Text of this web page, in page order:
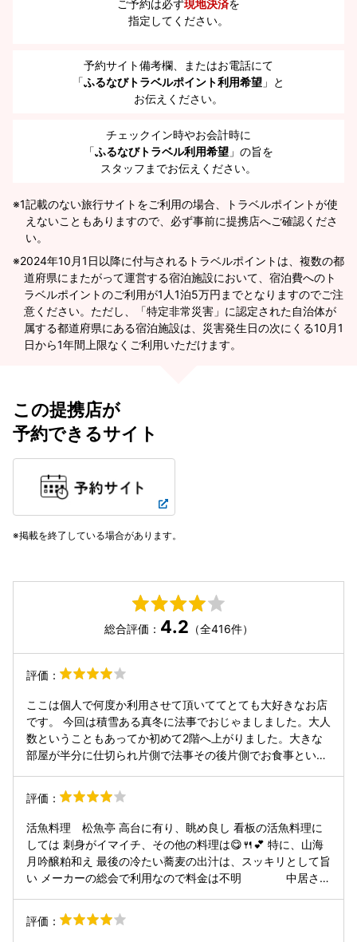
ご予約は必ず現地決済を
指定してください。
予約サイト備考欄、またはお電話にて
「ふるなびトラベルポイント利用希望 」と
お伝えください。
チェックイン時やお会計時に
「ふるなびトラベル利用希望 」の旨を
スタッフまでお伝えください。
※1記載のない旅行サイトをご利用の場合、トラベルポイントが使
えないこともありますので、必ず事前に提携店へご確認くださ
い。
2024年10月1日以降に付与されるトラベルポイントは、複数の都
道府県にまたがって運営する宿泊施設において、宿泊費へのト
ラベルポイントのご利用が1人1泊5万円までとなりますのでご注
意ください。ただし、「特定非常災害」に認定された自治体が
属する都道府県にある宿泊施設は、災害発生日の次にくる10月1
日から1年間上限なくご利用いただけます。
この提携店が
予約できるサイト
掲載を終了している場合があります。
総合評価： 4.2 （全416件）
評価：
ここは個人で何度か利用させて頂いててとても大好きなお店
です。 今回は積雪ある真冬に法事でおじゃましました。大人
数ということもあってか初めて2階へ上がりました。大きな
部屋が半分に仕切られ片側で法事その後片側でお食事という
した。喪服という事もあって厚着出来ないせいか読経中はと
ても寒かったです。途中空調強めてくれたとは思いますがあ
まり効かないのか最後まで寒かったです。自分的にはひざ掛
けやホッカイロ持って行けば良かったと思いました。景色は
１階もですが2階も金沢の町が一望でき最高。雪景色が余計
寒さをそそりましたが（笑）綺麗でした。お食事は食材の組
み合わせなどが新鮮で一品一品丁寧に作られてることが素人
す。個人的に１階席で夜景を観ながら個室で小ぢんまりお食
評価：
活魚料理 松魚亭 高台に有り、眺め良し 看板の活魚料理に
しては 刺身がイマイチ、その他の料理は😋🍴💕 特に、山海
月吟醸粕和え 最後の冷たい蕎麦の出汁は、スッキリとして旨
い メーカーの総会で利用なので料金は不明 中居さん
評価：